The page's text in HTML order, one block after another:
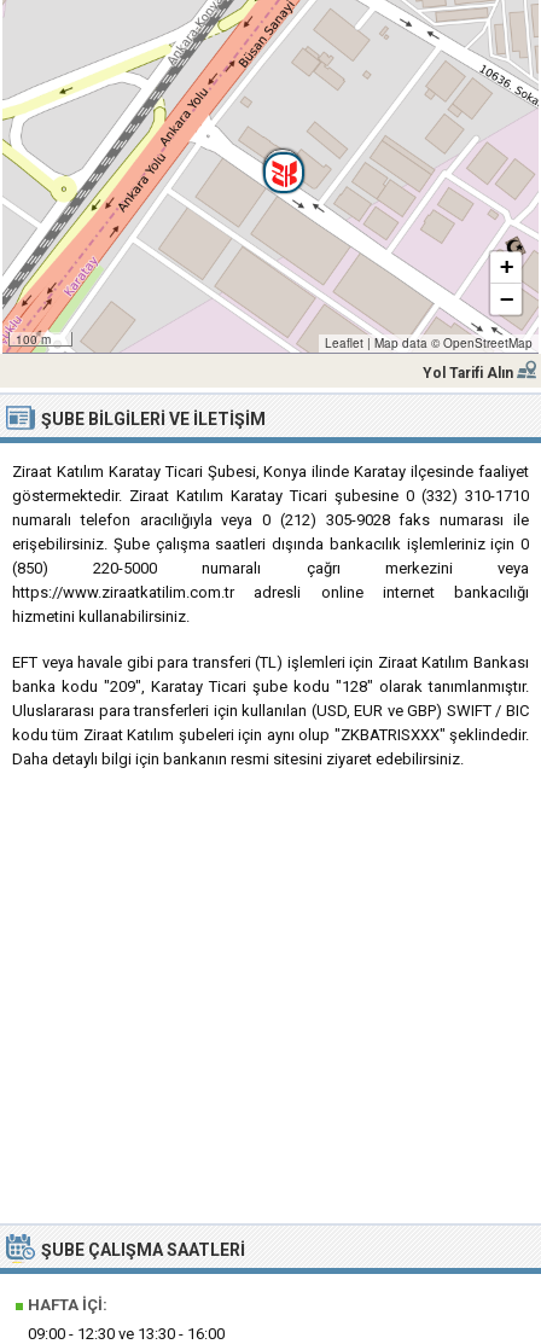
100 m
+
−
Leaflet | Map data © OpenStreetMap
Yol Tarifi Alın
ŞUBE BILGILERI VE İLETIŞIM
Ziraat Katılım Karatay Ticari Şubesi, Konya ilinde Karatay ilçesinde faaliyet
göstermektedir. Ziraat Katılım Karatay Ticari şubesine 0 (332) 310-1710
numaralı telefon aracılığıyla veya 0 (212) 305-9028 faks numarası ile
erişebilirsiniz. Şube çalışma saatleri dışında bankacılık işlemleriniz için 0
(850) 220-5000 numaralı çağrı merkezini veya
https://www.ziraatkatilim.com.tr adresli online internet bankacılığı
hizmetini kullanabilirsiniz.
EFT veya havale gibi para transferi (TL) işlemleri için Ziraat Katılım Bankası
banka kodu "209", Karatay Ticari şube kodu "128" olarak tanımlanmıştır.
Uluslararası para transferleri için kullanılan (USD, EUR ve GBP) SWIFT / BIC
kodu tüm Ziraat Katılım şubeleri için aynı olup "ZKBATRISXXX" şeklindedir.
Daha detaylı bilgi için bankanın resmi sitesini ziyaret edebilirsiniz.
ŞUBE ÇALIŞMA SAATLERI
■ HAFTA İÇI:
09:00 - 12:30 ve 13:30 - 16:00